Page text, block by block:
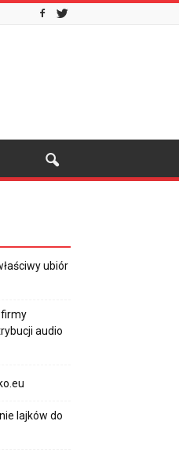
ubiór
firmy
audio
lajków do